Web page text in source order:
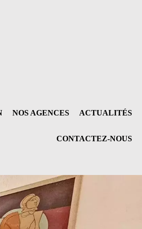
NOS AGENCES ACTUALITÉS
CONTACTEZ-NOUS